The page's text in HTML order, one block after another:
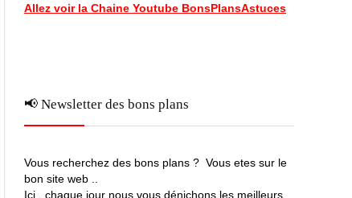
Allez voir la Chaine Youtube BonsPlansAstuces
📢 Newsletter des bons plans
Vous recherchez des bons plans ? Vous etes sur le
bon site web ..
Ici , chaque jour nous vous dénichons les meilleurs